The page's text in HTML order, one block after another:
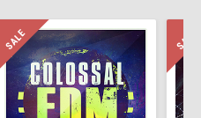
ます。メールに記載されており
ード／導入を行って下さい。
して日本語版操作マニュアルをご
ご不明点や詳細に関するお問い合
までご連絡ください。
品のご購入ユーザー様専用となって
をご購入頂く必要がございます。